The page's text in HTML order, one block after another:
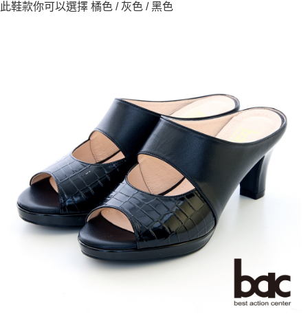
此鞋款你可以選擇 橘色 / 灰色 / 黑色